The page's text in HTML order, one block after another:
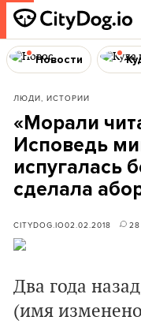
Новости
ЛЮДИ, ИСТОРИИ
«Морали
Исповедь
испугалась
сделала
CITYDOG.IO02.02.2018 28
Два года
(имя